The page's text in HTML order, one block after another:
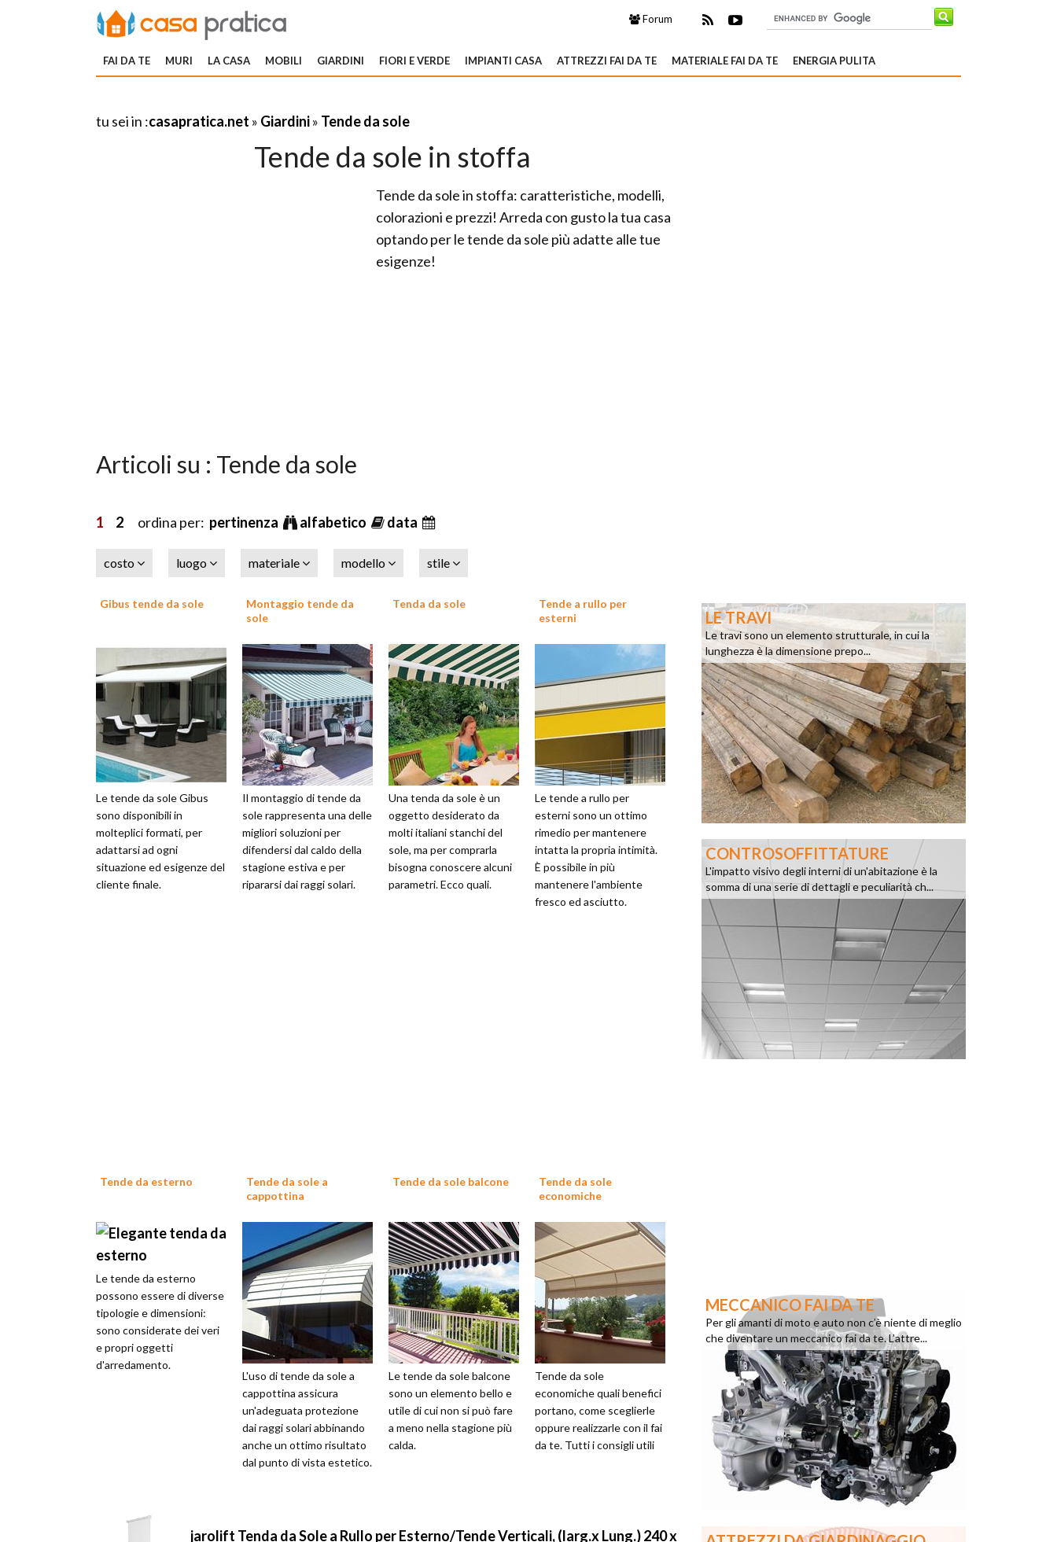
Forum
FAI DA TE MURI LA CASA MOBILI GIARDINI FIORI E VERDE IMPIANTI CASA ATTREZZI FAI DA TE MATERIALE FAI DA TE ENERGIA PULITA
tu sei in :casapratica.net » Giardini» Tende da sole
Tende da sole in stoffa
Tende da sole in stoffa: caratteristiche, modelli,
colorazioni e prezzi! Arreda con gusto la tua casa
optando per le tende da sole più adatte alle tue
esigenze!
Articoli su : Tende da sole
1 2 ordina per: pertinenza alfabetico data
costo luogo materiale modello stile
Gibus tende da sole
Le tende da sole Gibus
sono disponibili in
molteplici formati, per
adattarsi ad ogni
situazione ed esigenze del
cliente finale.
Montaggio tende da
sole
Il montaggio di tende da
sole rappresenta una delle
migliori soluzioni per
difendersi dal caldo della
stagione estiva e per
ripararsi dai raggi solari.
Tenda da sole
Una tenda da sole è un
oggetto desiderato da
molti italiani stanchi del
sole, ma per comprarla
bisogna conoscere alcuni
parametri. Ecco quali.
Tende a rullo per
esterni
Le tende a rullo per
esterni sono un ottimo
rimedio per mantenere
intatta la propria intimità.
È possibile in più
mantenere l'ambiente
fresco ed asciutto.
Tende da esterno
Le tende da esterno
possono essere di diverse
tipologie e dimensioni:
sono considerate dei veri
e propri oggetti
d'arredamento.
Tende da sole a
cappottina
L'uso di tende da sole a
cappottina assicura
un'adeguata protezione
dai raggi solari abbinando
anche un ottimo risultato
dal punto di vista estetico.
Tende da sole balcone
Le tende da sole balcone
sono un elemento bello e
utile di cui non si può fare
a meno nella stagione più
calda.
Tende da sole
economiche
Tende da sole
economiche quali benefici
portano, come sceglierle
oppure realizzarle con il fai
da te. Tutti i consigli utili
jarolift Tenda da Sole a Rullo per Esterno/Tende Verticali, (larg.x Lung.) 240 x
LE TRAVI
Le travi sono un elemento strutturale, in cui la
lunghezza è la dimensione prepo...
CONTROSOFFITTATURE
L'impatto visivo degli interni di un'abitazione è la
somma di una serie di dettagli e peculiarità ch...
MECCANICO FAI DA TE
Per gli amanti di moto e auto non c’è niente di meglio
che diventare un meccanico fai da te. L’attre...